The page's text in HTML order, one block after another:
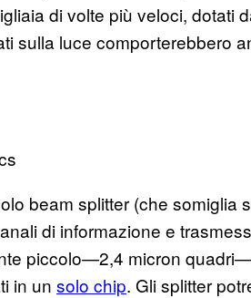
di volte più veloci, dotati
sulla luce comporterebbero
beam splitter (che somiglia
di informazione e
piccolo—2,4 micron
in un solo chip. Gli splitter